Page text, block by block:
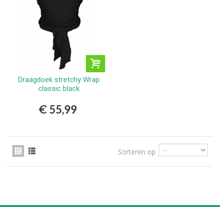
Draagdoek stretchy Wrap
classic black
€ 55,99
Sorteren op